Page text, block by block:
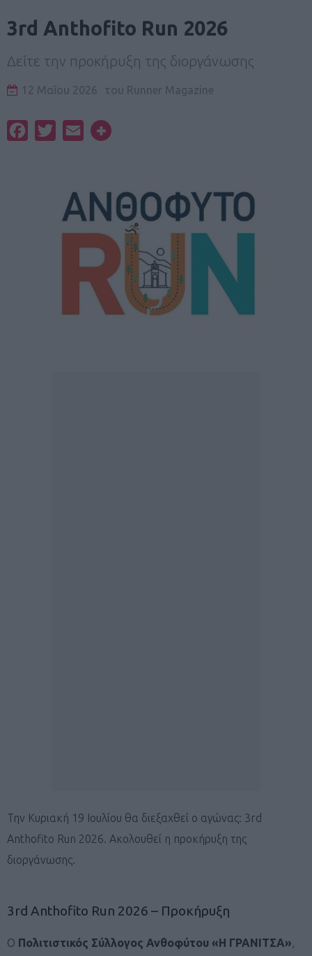
3rd Anthofito Run 2026
Δείτε την προκήρυξη της διοργάνωσης
12 Μαΐου 2026 του Runner Magazine
FacebookTwitterEmail
Την Κυριακή 19 Ιουλίου θα διεξαχθεί ο αγώνας: 3rd
Anthofito Run 2026. Ακολουθεί η προκήρυξη της
διοργάνωσης.
3rd Anthofito Run 2026 – Προκήρυξη
Ο Πολιτιστικός Σύλλογος Ανθοφύτου «Η ΓΡΑΝΙΤΣΑ»,